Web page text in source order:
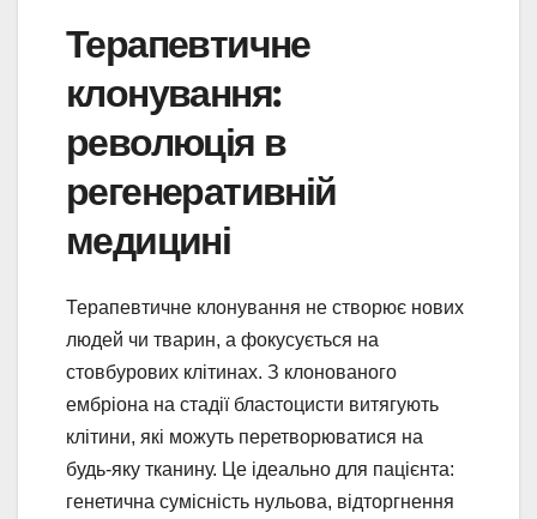
Терапевтичне
клонування:
революція в
регенеративній
медицині
Терапевтичне клонування не створює нових
людей чи тварин, а фокусується на
стовбурових клітинах. З клонованого
ембріона на стадії бластоцисти витягують
клітини, які можуть перетворюватися на
будь-яку тканину. Це ідеально для пацієнта:
генетична сумісність нульова, відторгнення